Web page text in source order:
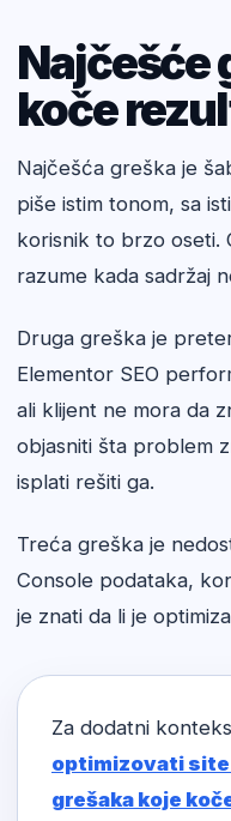
Najčešće
koče
Najčešća greška je
piše istim tonom, sa
korisnik to brzo oseti.
razume kada sadržaj
Druga greška je
Elementor SEO
ali klijent ne mora da
objasniti šta problem
isplati rešiti ga.
Treća greška je
Console podataka,
je znati da li je
Za dodatni
optimizovati
grešaka koje